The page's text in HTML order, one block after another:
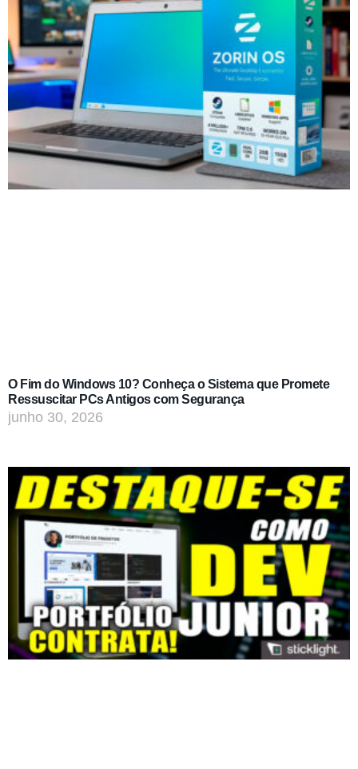
O Fim do Windows 10? Conheça o Sistema que Promete
Ressuscitar PCs Antigos com Segurança
junho 30, 2026